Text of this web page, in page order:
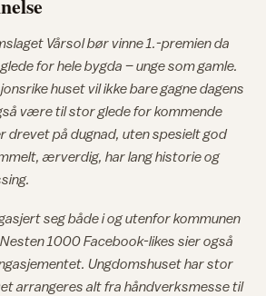
Vårsol bør vinne 1.-premien da
for hele bygda – unge som gamle.
huset vil ikke bare gagne dagens
være til stor glede for kommende
drevet på dugnad, uten spesielt god
ærverdig, har lang historie og
seg både i og utenfor kommunen
1000 Facebook-likes sier også
Ungdomshuset har stor
arrangeres alt fra håndverksmesse til